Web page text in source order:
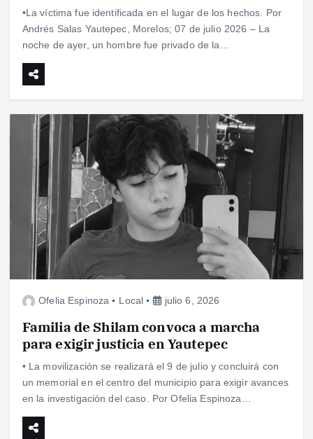
•La víctima fue identificada en el lugar de los hechos. Por
Andrés Salas Yautepec, Morelos; 07 de julio 2026 – La
noche de ayer, un hombre fue privado de la…
Ofelia Espinoza Local julio 6, 2026
Familia de Shilam convoca a marcha
para exigir justicia en Yautepec
• La movilización se realizará el 9 de julio y concluirá con
un memorial en el centro del municipio para exigir avances
en la investigación del caso. Por Ofelia Espinoza…